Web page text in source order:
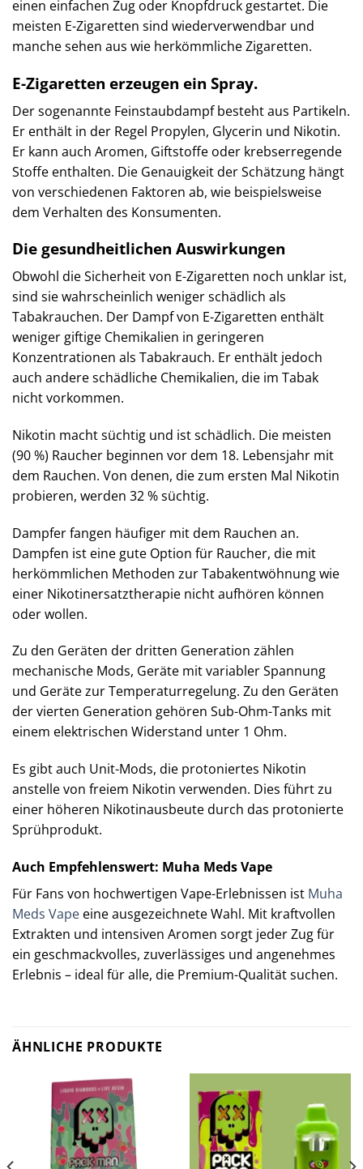
einen einfachen Zug oder Knopfdruck gestartet. Die
meisten E-Zigaretten sind wiederverwendbar und
manche sehen aus wie herkömmliche Zigaretten.
E-Zigaretten erzeugen ein Spray.
Der sogenannte Feinstaubdampf besteht aus Partikeln.
Er enthält in der Regel Propylen, Glycerin und Nikotin.
Er kann auch Aromen, Giftstoffe oder krebserregende
Stoffe enthalten. Die Genauigkeit der Schätzung hängt
von verschiedenen Faktoren ab, wie beispielsweise
dem Verhalten des Konsumenten.
Die gesundheitlichen Auswirkungen
Obwohl die Sicherheit von E-Zigaretten noch unklar ist,
sind sie wahrscheinlich weniger schädlich als
Tabakrauchen. Der Dampf von E-Zigaretten enthält
weniger giftige Chemikalien in geringeren
Konzentrationen als Tabakrauch. Er enthält jedoch
auch andere schädliche Chemikalien, die im Tabak
nicht vorkommen.
Nikotin macht süchtig und ist schädlich. Die meisten
(90 %) Raucher beginnen vor dem 18. Lebensjahr mit
dem Rauchen. Von denen, die zum ersten Mal Nikotin
probieren, werden 32 % süchtig.
Dampfer fangen häufiger mit dem Rauchen an.
Dampfen ist eine gute Option für Raucher, die mit
herkömmlichen Methoden zur Tabakentwöhnung wie
einer Nikotinersatztherapie nicht aufhören können
oder wollen.
Zu den Geräten der dritten Generation zählen
mechanische Mods, Geräte mit variabler Spannung
und Geräte zur Temperaturregelung. Zu den Geräten
der vierten Generation gehören Sub-Ohm-Tanks mit
einem elektrischen Widerstand unter 1 Ohm.
Es gibt auch Unit-Mods, die protoniertes Nikotin
anstelle von freiem Nikotin verwenden. Dies führt zu
einer höheren Nikotinausbeute durch das protonierte
Sprühprodukt.
Auch Empfehlenswert: Muha Meds Vape
Für Fans von hochwertigen Vape-Erlebnissen ist Muha
Meds Vape eine ausgezeichnete Wahl. Mit kraftvollen
Extrakten und intensiven Aromen sorgt jeder Zug für
ein geschmackvolles, zuverlässiges und angenehmes
Erlebnis – ideal für alle, die Premium-Qualität suchen.
ÄHNLICHE PRODUKTE